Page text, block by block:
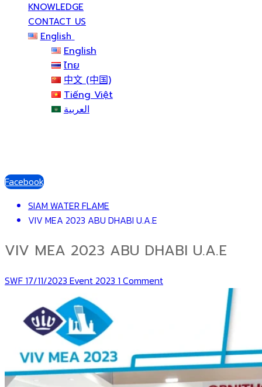
KNOWLEDGE
CONTACT US
English
English
ไทย
中文 (中国)
Tiếng Việt
العربية
Facebook
SIAM WATER FLAME
VIV MEA 2023 ABU DHABI U.A.E
VIV MEA 2023 ABU DHABI U.A.E
SWF 17/11/2023 Event 2023 1 Comment